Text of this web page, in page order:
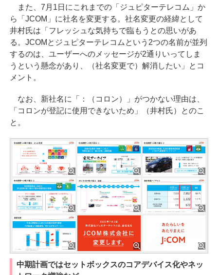
また、7月1日にこれまでの「ジュピターテレコム」か
ら「JCOM」に社名を変更する。社名変更の経緯として
井村氏は「フレッシュな気持ちで臨もうとの思いがあ
る。JCOMとジュピターテレコムという2つの名前が並列
するのは、ユーザーへのメッセージが2通りいってしま
うという懸念があり、（社名変更で）解消したい」とコ
メント。
なお、新社名に「：（コロン）」がつかない理由は、
「コロンが登記に使用できないため」（井村氏）とのこ
と。
中期計画ではセットボックスのコアデバイス化やネッ